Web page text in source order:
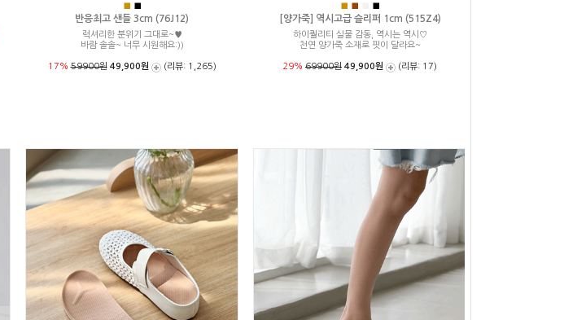
■ ■
반응최고 샌들 3cm (76J12)
럭셔리한 분위기 그대로~♥
바람 솔솔~ 너무 시원해요:))
17%59900원 49,900원 (리뷰: 1,265)
■ ■ ■
[양가죽] 역시고급 슬리퍼 1cm (515Z4)
하이퀄리티 실물 감동, 역시는 역시♡
천연 양가죽 소재로 핏이 달라요~
29% 69900원 49,900원 (리뷰: 17)